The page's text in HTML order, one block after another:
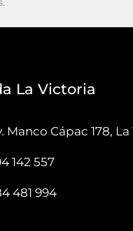
La Victoria
Manco Cápac 178,
142 557
481 994